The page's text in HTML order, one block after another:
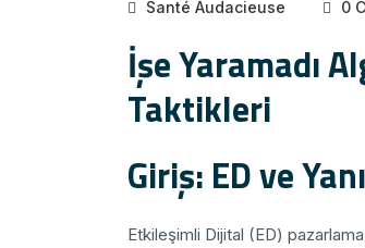
Santé Audacieuse 0
İşe Yaramadı
Taktikleri
Giriş: ED ve
Etkileşimli Dijital (ED)